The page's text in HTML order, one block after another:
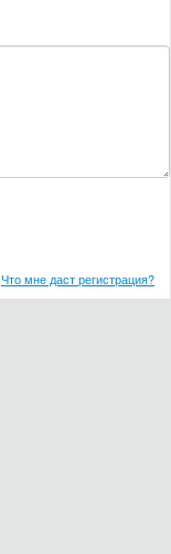
Что мне даст регистрация?